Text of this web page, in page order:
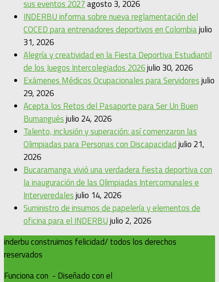
sus eventos 2027agosto 3, 2026
INDERBU informa sobre nueva reglamentación del
COCED para entrenadores deportivos en Colombiajulio
31, 2026
Alegría y creatividad en la Fiesta Deportiva Estudiantil
de los Juegos Intercolegiados 2026julio 30, 2026
Exámenes Médicos Ocupacionales para Servidoresjulio
29, 2026
Acepta los Retos del Pasaporte para Ser Un Buen
Bumanguésjulio 24, 2026
Talento, inclusión y superación: así comenzaron las
Olimpiadas para Personas con Discapacidadjulio 21,
2026
Bucaramanga vivió una verdadera fiesta deportiva con
la inauguración de las Olimpiadas Intercomunales e
Interveredalesjulio 14, 2026
Suministro de insumos de papelería y elementos de
oficina para el INDERBUjulio 2, 2026
inderbu construimos felicidad/ todos los derechos
reservados
Funciona con - Diseñado con el